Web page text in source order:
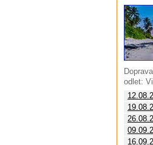
odlet: